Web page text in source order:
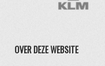
OVER DEZE WEBSITE